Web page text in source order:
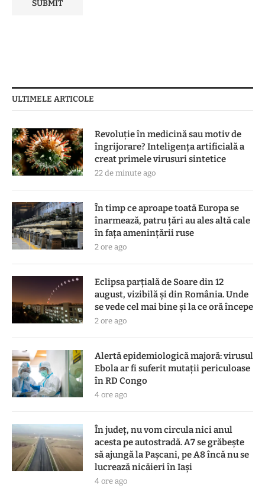
ULTIMELE ARTICOLE
Revoluție în medicină sau motiv de
îngrijorare? Inteligența artificială a
creat primele virusuri sintetice
22 de minute ago
În timp ce aproape toată Europa se
înarmează, patru ţări au ales altă cale
în faţa ameninţării ruse
2 ore ago
Eclipsa parțială de Soare din 12
august, vizibilă și din România. Unde
se vede cel mai bine și la ce oră începe
2 ore ago
Alertă epidemiologică majoră: virusul
Ebola ar fi suferit mutații periculoase
în RD Congo
4 ore ago
În județ, nu vom circula nici anul
acesta pe autostradă. A7 se grăbește
să ajungă la Pașcani, pe A8 încă nu se
lucrează nicăieri în Iași
4 ore ago